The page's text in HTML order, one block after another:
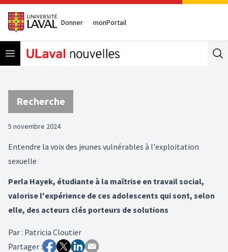
Donner monPortail
Open menu
Recherche
5 novembre 2024
Entendre la voix des jeunes vulnérables à l'exploitation
sexuelle
Perla Hayek, étudiante à la maîtrise en travail social,
valorise l'expérience de ces adolescents qui sont, selon
elle, des acteurs clés porteurs de solutions
Par: Patricia Cloutier
Partager :